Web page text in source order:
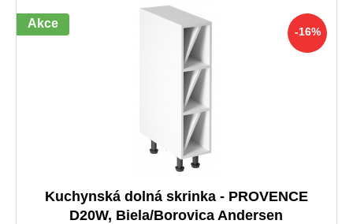
-16%
Akce
Kuchynská dolná skrinka - PROVENCE
D20W, Biela/Borovica Andersen